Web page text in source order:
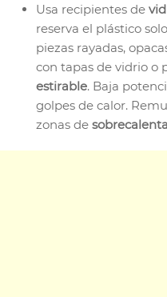
Usa recipientes de
reserva el plástico
piezas rayadas,
con tapas de vidrio o
estirable. Baja
golpes de calor.
zonas de